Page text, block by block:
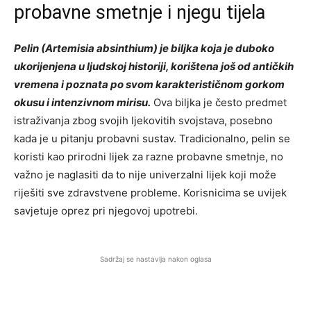
probavne smetnje i njegu tijela
Pelin (Artemisia absinthium) je biljka koja je duboko
ukorijenjena u ljudskoj historiji, korištena još od antičkih
vremena i poznata po svom karakterističnom gorkom
okusu i intenzivnom mirisu. Ova biljka je često predmet
istraživanja zbog svojih ljekovitih svojstava, posebno
kada je u pitanju probavni sustav. Tradicionalno, pelin se
koristi kao prirodni lijek za razne probavne smetnje, no
važno je naglasiti da to nije univerzalni lijek koji može
riješiti sve zdravstvene probleme. Korisnicima se uvijek
savjetuje oprez pri njegovoj upotrebi.
Sadržaj se nastavlja nakon oglasa